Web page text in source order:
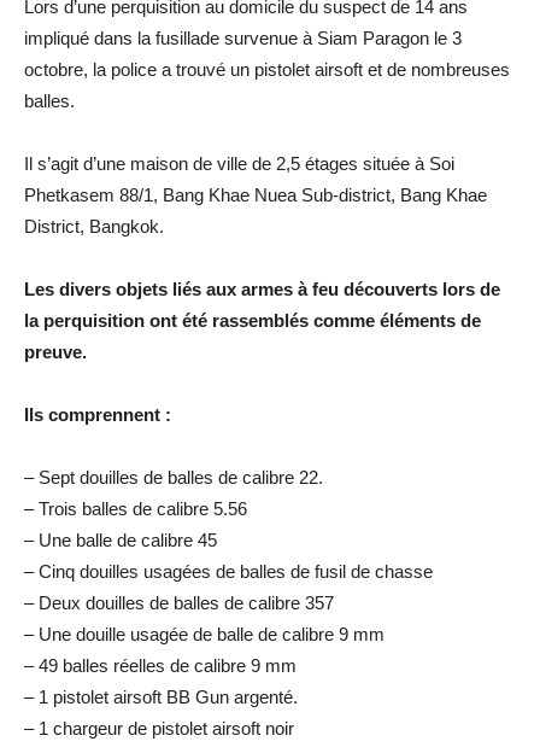
Lors d’une perquisition au domicile du suspect de 14 ans
impliqué dans la fusillade survenue à Siam Paragon le 3
octobre, la police a trouvé un pistolet airsoft et de nombreuses
balles.
Il s’agit d’une maison de ville de 2,5 étages située à Soi
Phetkasem 88/1, Bang Khae Nuea Sub-district, Bang Khae
District, Bangkok.
Les divers objets liés aux armes à feu découverts lors de
la perquisition ont été rassemblés comme éléments de
preuve.
Ils comprennent :
– Sept douilles de balles de calibre 22.
– Trois balles de calibre 5.56
– Une balle de calibre 45
– Cinq douilles usagées de balles de fusil de chasse
– Deux douilles de balles de calibre 357
– Une douille usagée de balle de calibre 9 mm
– 49 balles réelles de calibre 9 mm
– 1 pistolet airsoft BB Gun argenté.
– 1 chargeur de pistolet airsoft noir